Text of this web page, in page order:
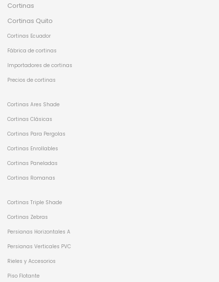
Cortinas
Cortinas Quito
Cortinas Ecuador
Fábrica de cortinas
Importadores de cortinas
Precios de cortinas
Cortinas Ares Shade
Cortinas Clásicas
Cortinas Para Pergolas
Cortinas Enrollables
Cortinas Paneladas
Cortinas Romanas
Cortinas Triple Shade
Cortinas Zebras
Persianas Horizontales A
Persianas Verticales PVC
Rieles y Accesorios
Piso Flotante